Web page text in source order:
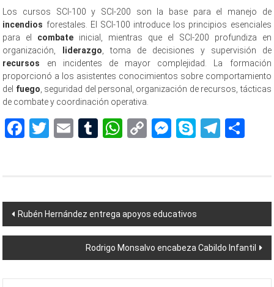
Los cursos SCI-100 y SCI-200 son la base para el manejo de
incendios forestales. El SCI-100 introduce los principios esenciales
para el combate inicial, mientras que el SCI-200 profundiza en
organización,
liderazgo , toma de decisiones y supervisión de
recursos en incidentes de mayor complejidad. La formación
proporcionó a los asistentes conocimientos sobre comportamiento
del fuego , seguridad del personal, organización de recursos, tácticas
de combate y coordinación operativa.
Facebook
Twitter
EmailTumblr
WhatsApp
CopyMessenger
Skype
Navegación
de
entradas
Rubén Hernández entrega apoyos educativos
Rodrigo Monsalvo encabeza Cabildo Infantil